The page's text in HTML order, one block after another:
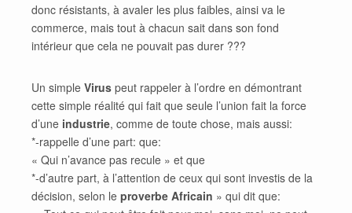
donc résistants, à avaler les plus faibles, ainsi va le
commerce, mais tout à chacun sait dans son fond
intérieur que cela ne pouvait pas durer ???
Un simple Virus peut rappeler à l’ordre en démontrant
cette simple réalité qui fait que seule l’union fait la force
d’une industrie, comme de toute chose, mais aussi:
*-rappelle d’une part: que:
« Qui n’avance pas recule » et que
*-d’autre part, à l’attention de ceux qui sont investis de la
décision, selon le proverbe Africain » qui dit que: